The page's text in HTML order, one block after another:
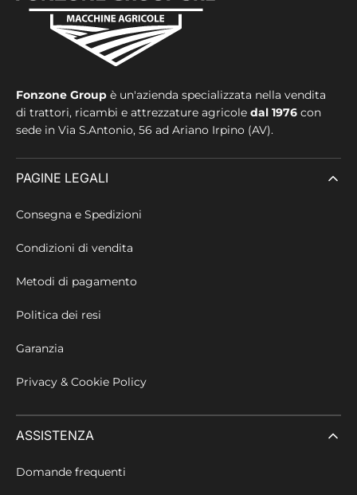
Fonzone Group è un'azienda specializzata nella vendita
di trattori, ricambi e attrezzature agricole dal 1976 con
sede in Via S.Antonio, 56 ad Ariano Irpino (AV).
PAGINE LEGALI
Consegna e Spedizioni
Condizioni di vendita
Metodi di pagamento
Politica dei resi
Garanzia
Privacy & Cookie Policy
ASSISTENZA
Domande frequenti